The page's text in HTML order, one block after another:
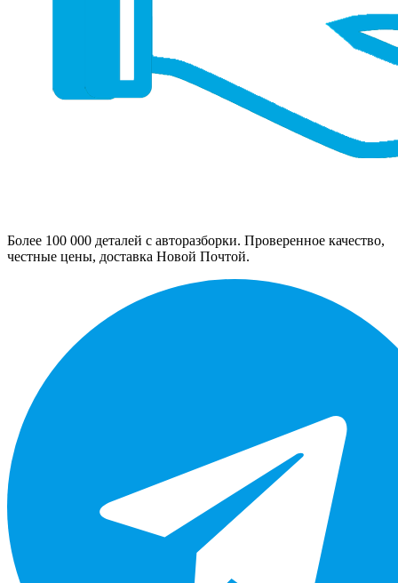
Более 100 000 деталей с авторазборки. Проверенное качество,
честные цены, доставка Новой Почтой.